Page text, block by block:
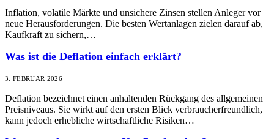
Inflation, volatile Märkte und unsichere Zinsen stellen Anleger vor
neue Herausforderungen. Die besten Wertanlagen zielen darauf ab,
Kaufkraft zu sichern,…
Was ist die Deflation einfach erklärt?
3. FEBRUAR 2026
Deflation bezeichnet einen anhaltenden Rückgang des allgemeinen
Preisniveaus. Sie wirkt auf den ersten Blick verbraucherfreundlich,
kann jedoch erhebliche wirtschaftliche Risiken…